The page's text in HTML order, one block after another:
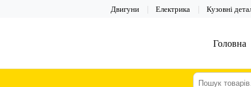
Двигуни Електрика Кузовні
Головна
Пошук